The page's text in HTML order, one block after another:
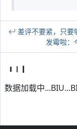
差评不要紧，只要
发霉啦：
数据加载中